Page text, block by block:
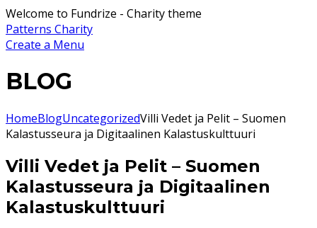
Welcome to Fundrize - Charity theme
Patterns Charity
Create a Menu
BLOG
HomeBlogUncategorizedVilli Vedet ja Pelit – Suomen
Kalastusseura ja Digitaalinen Kalastuskulttuuri
Villi Vedet ja Pelit – Suomen
Kalastusseura ja Digitaalinen
Kalastuskulttuuri